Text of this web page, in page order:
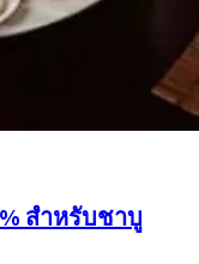
สำหรับชาบู